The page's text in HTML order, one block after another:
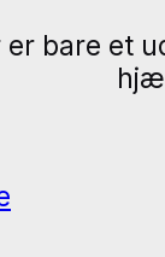
er bare et